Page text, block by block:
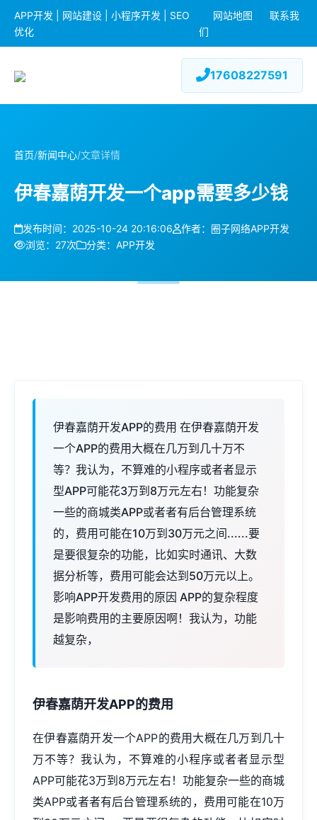
APP开发 | 网站建设 | 小程序开发 | SEO
优化
网站地图
联系我
们
17608227591
首页/新闻中心/文章详情
伊春嘉荫开发一个app需要多少钱
发布时间：2025-10-24 20:16:06
作者：圈子网络APP开发
浏览：27次
分类：APP开发
伊春嘉荫开发APP的费用 在伊春嘉荫开发
一个APP的费用大概在几万到几十万不
等？我认为，不算难的小程序或者者显示
型APP可能花3万到8万元左右！功能复杂
一些的商城类APP或者者有后台管理系统
的，费用可能在10万到30万元之间......要
是要很复杂的功能，比如实时通讯、大数
据分析等，费用可能会达到50万元以上。
影响APP开发费用的原因 APP的复杂程度
是影响费用的主要原因啊！我认为，功能
越复杂，
伊春嘉荫开发APP的费用
在伊春嘉荫开发一个APP的费用大概在几万到几十
万不等？我认为，不算难的小程序或者者显示型
APP可能花3万到8万元左右！功能复杂一些的商城
类APP或者者有后台管理系统的，费用可能在10万